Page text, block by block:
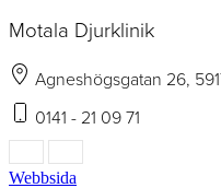
Motala Djurklinik
Agneshögsgatan 26,
0141 - 21 09 71
Webbsida